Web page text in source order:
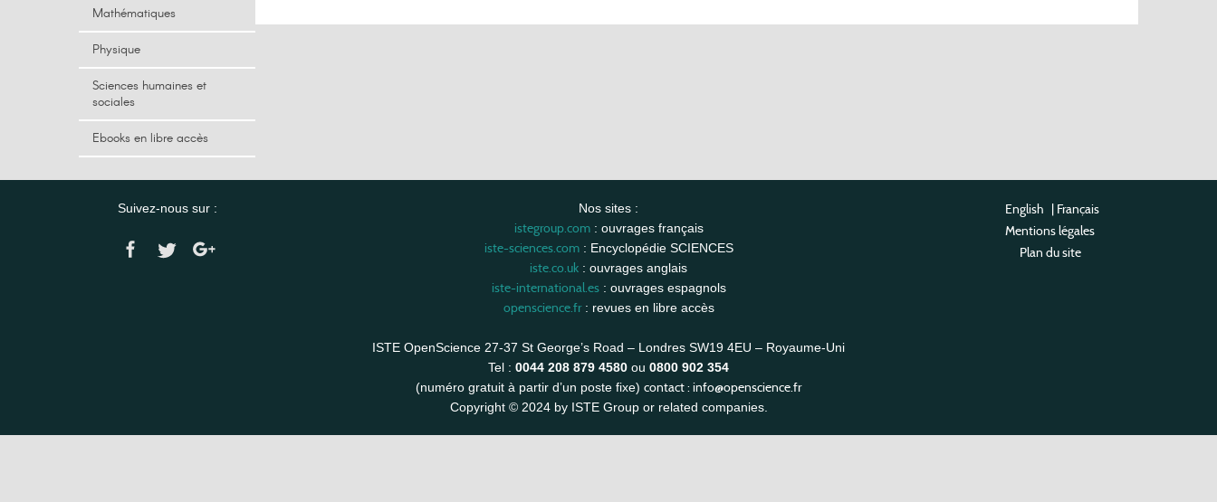
Mathématiques
Physique
Sciences humaines et
sociales
Ebooks en libre accès
Suivez-nous sur : Nos sites :
istegroup.com: ouvrages français
iste-sciences.com: Encyclopédie SCIENCES
iste.co.uk : ouvrages anglais
iste-international.es: ouvrages espagnols
openscience.fr: revues en libre accès
ISTE OpenScience 27-37 St George’s Road – Londres SW19 4EU – Royaume-Uni
Tel : 0044 208 879 4580 ou 0800 902 354
(numéro gratuit à partir d’un poste fixe) contact : info@openscience.fr
Copyright © 2024 by ISTE Group or related companies.
English | Français
Mentions légales
Plan du site